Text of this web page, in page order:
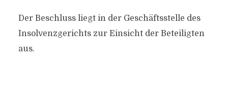
Der Beschluss liegt in der Geschäftsstelle des
Insolvenzgerichts zur Einsicht der Beteiligten
aus.